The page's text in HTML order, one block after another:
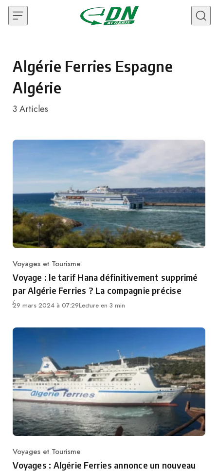
Skip to content
Algérie Ferries Espagne
Algérie
3 Articles
Category
Voyages et Tourisme
Voyage : le tarif Hana définitivement supprimé
par Algérie Ferries ? La compagnie précise
29 mars 2024 à 07:29Lecture en 3 min
Category
Voyages et Tourisme
Voyages : Algérie Ferries annonce un nouveau